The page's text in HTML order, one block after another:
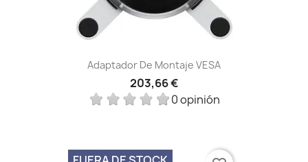
Adaptador De Montaje VESA
203,66 €
0 opinión